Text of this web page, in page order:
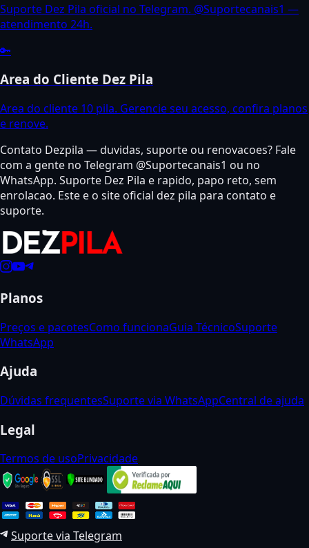
Suporte Dez Pila oficial no Telegram. @Suportecanais1 —
atendimento 24h.
🔑
Area do Cliente Dez Pila
Area do cliente 10 pila. Gerencie seu acesso, confira planos
e renove.
Contato Dezpila — duvidas, suporte ou renovacoes? Fale
com a gente no Telegram @Suportecanais1 ou no
WhatsApp. Suporte Dez Pila e rapido, papo reto, sem
enrolacao. Este e o site oficial dez pila para contato e
suporte.
Planos
Preços e pacotesComo funcionaGuia TécnicoSuporte
WhatsApp
Ajuda
Dúvidas frequentesSuporte via WhatsAppCentral de ajuda
Legal
Termos de usoPrivacidade
Suporte via Telegram